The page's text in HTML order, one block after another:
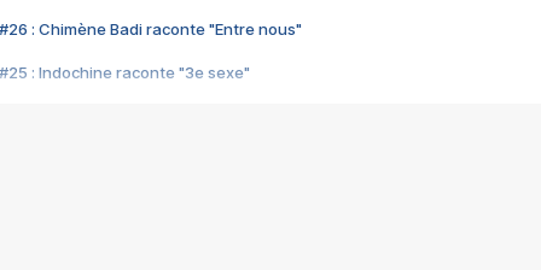
#26 : Chimène Badi raconte "Entre nous"
#25 : Indochine raconte "3e sexe"